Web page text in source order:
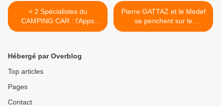
< 2 Spécialistes du
CAMPING CAR : l'Apps
PARK4NIGHT et le
car AMI RESEAU
Pierre GATTAZ et le Medef
se penchent sur le
numérique. La première
Hébergé par Overblog
Top articles
Pages
Contact